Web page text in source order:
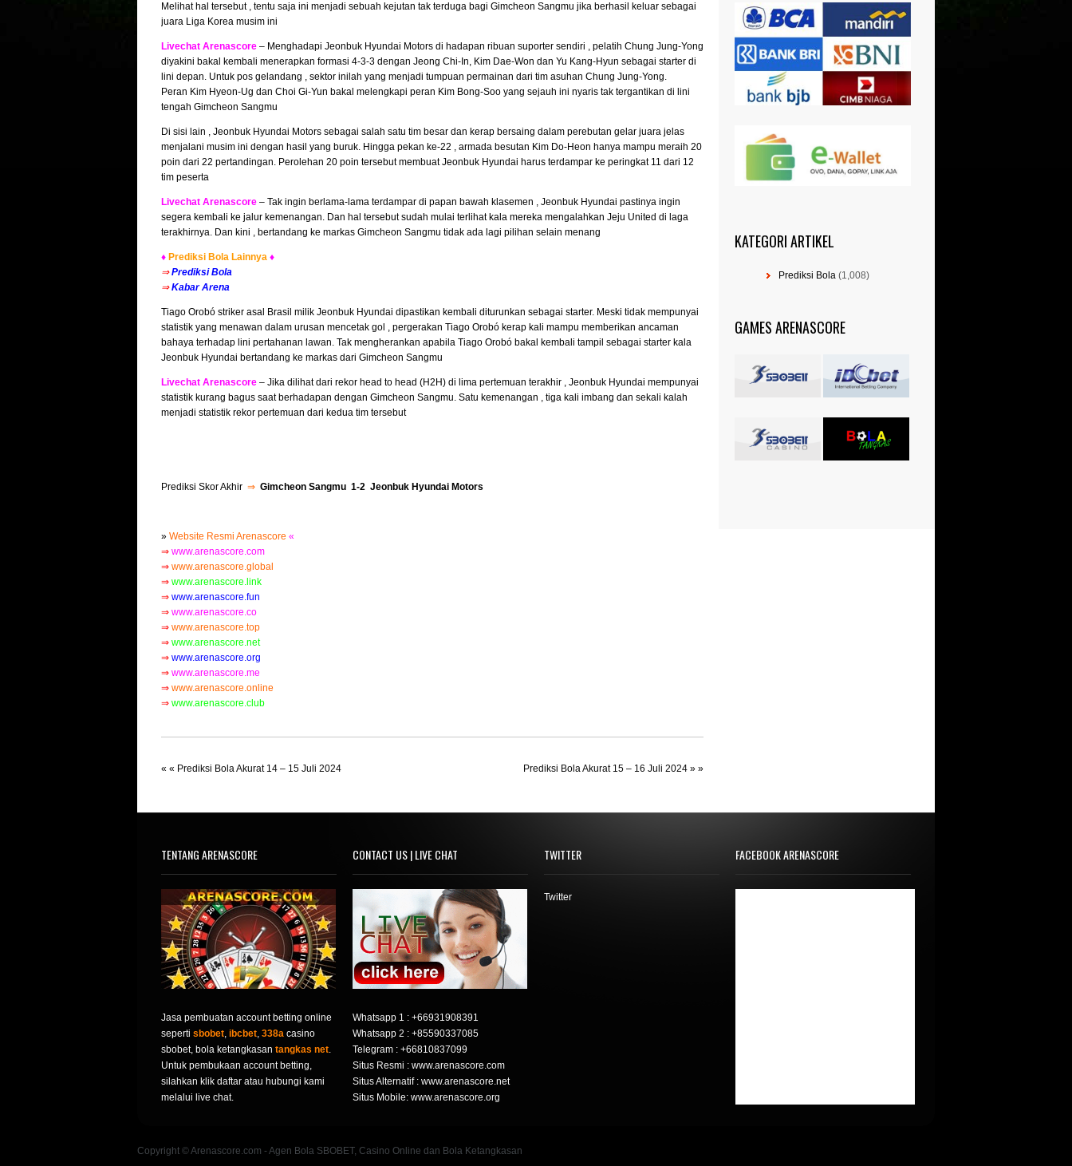
Melihat hal tersebut , tentu saja ini menjadi sebuah kejutan tak terduga bagi Gimcheon Sangmu jika berhasil keluar sebagai
juara Liga Korea musim ini
Livechat Arenascore – Menghadapi Jeonbuk Hyundai Motors di hadapan ribuan suporter sendiri , pelatih Chung Jung-Yong
diyakini bakal kembali menerapkan formasi 4-3-3 dengan Jeong Chi-In, Kim Dae-Won dan Yu Kang-Hyun sebagai starter di
lini depan. Untuk pos gelandang , sektor inilah yang menjadi tumpuan permainan dari tim asuhan Chung Jung-Yong.
Peran Kim Hyeon-Ug dan Choi Gi-Yun bakal melengkapi peran Kim Bong-Soo yang sejauh ini nyaris tak tergantikan di lini
tengah Gimcheon Sangmu
Di sisi lain , Jeonbuk Hyundai Motors sebagai salah satu tim besar dan kerap bersaing dalam perebutan gelar juara jelas
menjalani musim ini dengan hasil yang buruk. Hingga pekan ke-22 , armada besutan Kim Do-Heon hanya mampu meraih 20
poin dari 22 pertandingan. Perolehan 20 poin tersebut membuat Jeonbuk Hyundai harus terdampar ke peringkat 11 dari 12
tim peserta
Livechat Arenascore – Tak ingin berlama-lama terdampar di papan bawah klasemen , Jeonbuk Hyundai pastinya ingin
segera kembali ke jalur kemenangan. Dan hal tersebut sudah mulai terlihat kala mereka mengalahkan Jeju United di laga
terakhirnya. Dan kini , bertandang ke markas Gimcheon Sangmu tidak ada lagi pilihan selain menang
♦ Prediksi Bola Lainnya ♦
⇒ Prediksi Bola
⇒ Kabar Arena
Tiago Orobó striker asal Brasil milik Jeonbuk Hyundai dipastikan kembali diturunkan sebagai starter. Meski tidak mempunyai
statistik yang menawan dalam urusan mencetak gol , pergerakan Tiago Orobó kerap kali mampu memberikan ancaman
bahaya terhadap lini pertahanan lawan. Tak mengherankan apabila Tiago Orobó bakal kembali tampil sebagai starter kala
Jeonbuk Hyundai bertandang ke markas dari Gimcheon Sangmu
Livechat Arenascore – Jika dilihat dari rekor head to head (H2H) di lima pertemuan terakhir , Jeonbuk Hyundai mempunyai
statistik kurang bagus saat berhadapan dengan Gimcheon Sangmu. Satu kemenangan , tiga kali imbang dan sekali kalah
menjadi statistik rekor pertemuan dari kedua tim tersebut
Prediksi Skor Akhir ⇒ Gimcheon Sangmu 1-2 Jeonbuk Hyundai Motors
» Website Resmi Arenascore «
⇒ www.arenascore.com
⇒ www.arenascore.global
⇒ www.arenascore.link
⇒ www.arenascore.fun
⇒ www.arenascore.co
⇒ www.arenascore.top
⇒ www.arenascore.net
⇒ www.arenascore.org
⇒ www.arenascore.me
⇒ www.arenascore.online
⇒ www.arenascore.club
« « Prediksi Bola Akurat 14 – 15 Juli 2024 Prediksi Bola Akurat 15 – 16 Juli 2024 » »
KATEGORI ARTIKEL
Prediksi Bola (1,008)
GAMES ARENASCORE
TENTANG ARENASCORE
Jasa pembuatan account betting online
seperti sbobet, ibcbet, 338a casino
sbobet, bola ketangkasan tangkas net.
Untuk pembukaan account betting,
silahkan klik daftar atau hubungi kami
melalui live chat.
CONTACT US | LIVE CHAT
Whatsapp 1 : +66931908391
Whatsapp 2 : +85590337085
Telegram : +66810837099
Situs Resmi : www.arenascore.com
Situs Alternatif : www.arenascore.net
Situs Mobile: www.arenascore.org
TWITTER
Twitter
FACEBOOK ARENASCORE
Copyright © Arenascore.com - Agen Bola SBOBET, Casino Online dan Bola Ketangkasan